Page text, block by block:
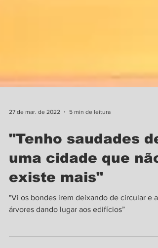
27 de mar. de 2022 5 min de leitura
"Tenho saudades de
uma cidade que não
existe mais"
"Vi os bondes irem deixando de circular e as